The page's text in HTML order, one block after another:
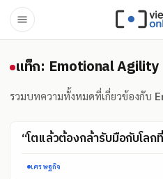
แท็ก:
แท็ก: Emotional Agility
รวมบทความทั้งหมดที่เกี่ยวข้องกับ
“โตแล้วต้องกล้ารับมือกับโลก
เศรษฐกิจ